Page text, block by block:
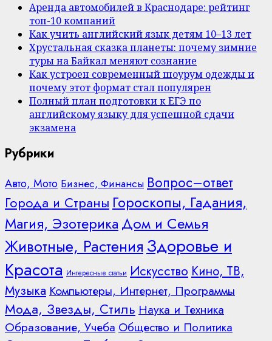
Аренда автомобилей в Краснодаре: рейтинг
топ-10 компаний
Как учить английский язык детям 10–13 лет
Хрустальная сказка планеты: почему зимние
туры на Байкал меняют сознание
Как устроен современный шоурум одежды и
почему этот формат стал популярен
Полный план подготовки к ЕГЭ по
английскому языку для успешной сдачи
экзамена
Рубрики
Авто, Мото Бизнес, Финансы Вопрос–ответ
Города и Страны Гороскопы, Гадания,
Магия, Эзотерика Дом и Семья
Животные, Растения Здоровье и
Красота Интересные статьи Искусство Кино, ТВ,
Музыка Компьютеры, Интернет, Программы
Мода, Звезды, Стиль Наука и Техника
Образование, Учеба Общество и Политика